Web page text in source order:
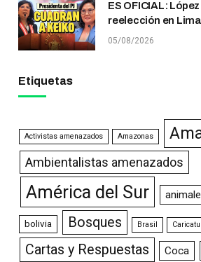
ES OFICIAL:
reelección en
05/08/2026
Etiquetas
Activistas amenazados Amazonas
Ambientalistas amenazados
América del Sur
bolivia Bosques Brasil
Cartas y Respuestas Coca